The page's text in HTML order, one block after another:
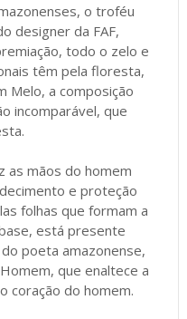
o troféu
designer da FAF,
todo o zelo e
têm pela floresta,
Melo, a composição
incomparável, que
as mãos do homem
e proteção
folhas que formam a
está presente
poeta amazonense,
que enaltece a
coração do homem.